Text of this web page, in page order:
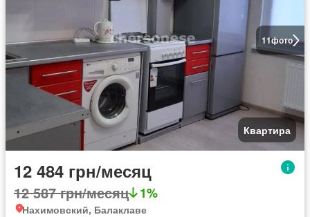
11фото
Квартира
12 484 грн/месяц
12 587 грн/месяц 1%
Нахимовский, Балаклаве